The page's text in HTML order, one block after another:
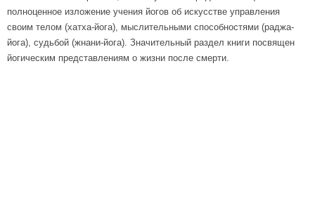
полноценное изложение учения йогов об искусстве управления
своим телом (хатха-йога), мыслительными способностями (раджа-
йога), судьбой (жнани-йога). Значительный раздел книги посвящен
йогическим представлениям о жизни после смерти.